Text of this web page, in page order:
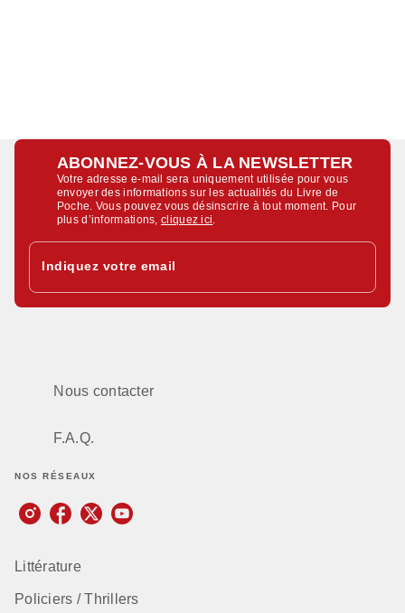
ABONNEZ-VOUS À LA NEWSLETTER
Votre adresse e-mail sera uniquement utilisée pour vous
envoyer des informations sur les actualités du Livre de
Poche. Vous pouvez vous désinscrire à tout moment. Pour
plus d’informations,cliquez ici
Indiquez votre email
Nous contacter
F.A.Q.
NOS RÉSEAUX
Littérature
Policiers / Thrillers